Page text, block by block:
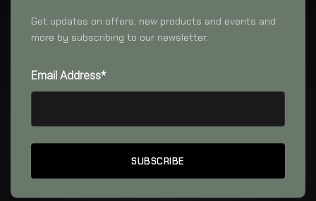
Get updates on offers, new products and events and
more by subscribing to our newsletter.
Email Address*